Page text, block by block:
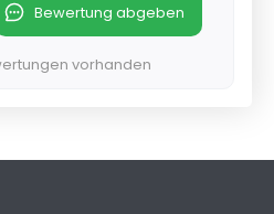
Bewertung abgeben
vorhanden